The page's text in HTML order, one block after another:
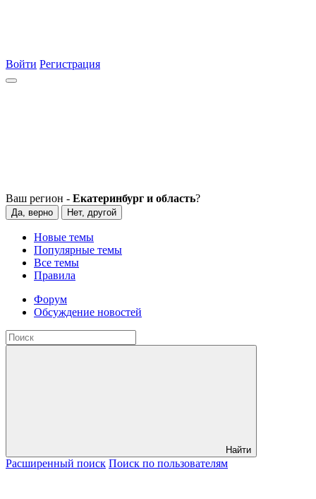
Войти Регистрация
Ваш регион - Екатеринбург и область?
Да, верно Нет, другой
Новые темы
Популярные темы
Все темы
Правила
Форум
Обсуждение новостей
Найти
Расширенный поиск Поиск по пользователям